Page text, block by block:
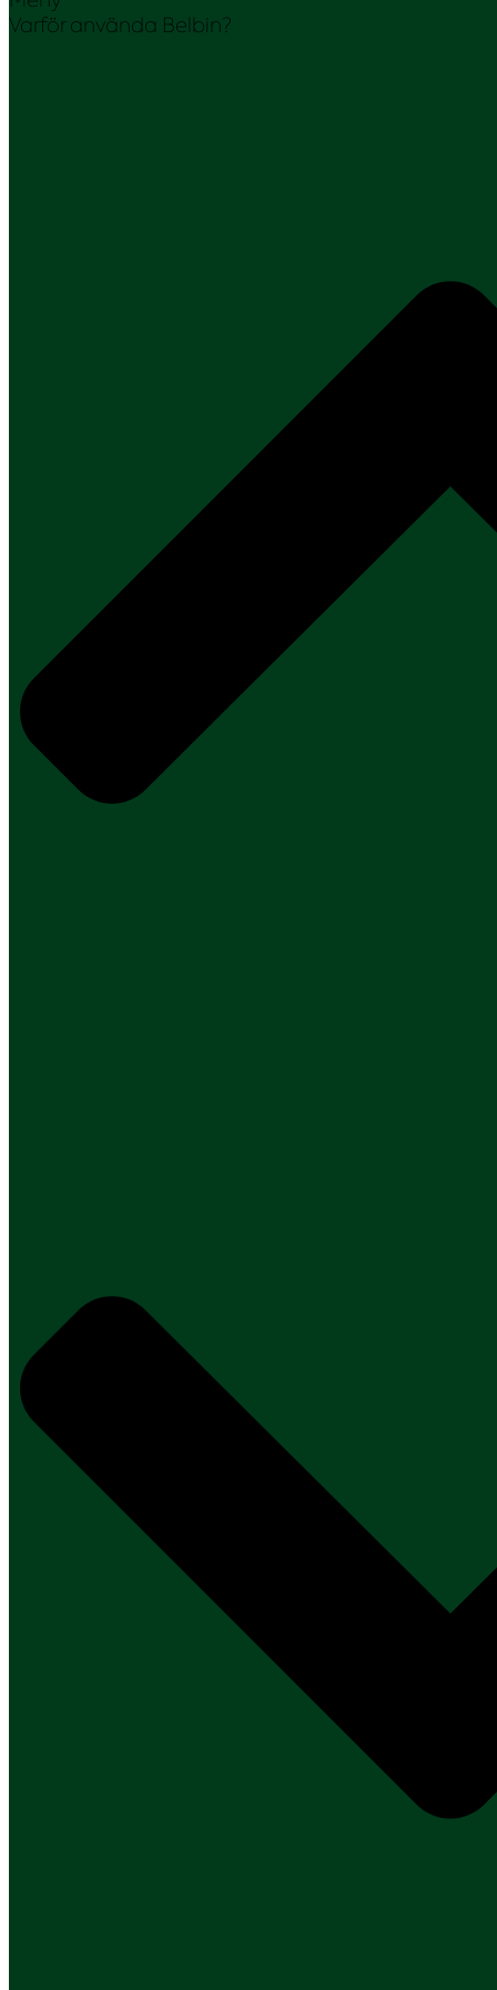
Varför använda Belbin?